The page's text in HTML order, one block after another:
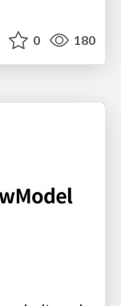
0 180